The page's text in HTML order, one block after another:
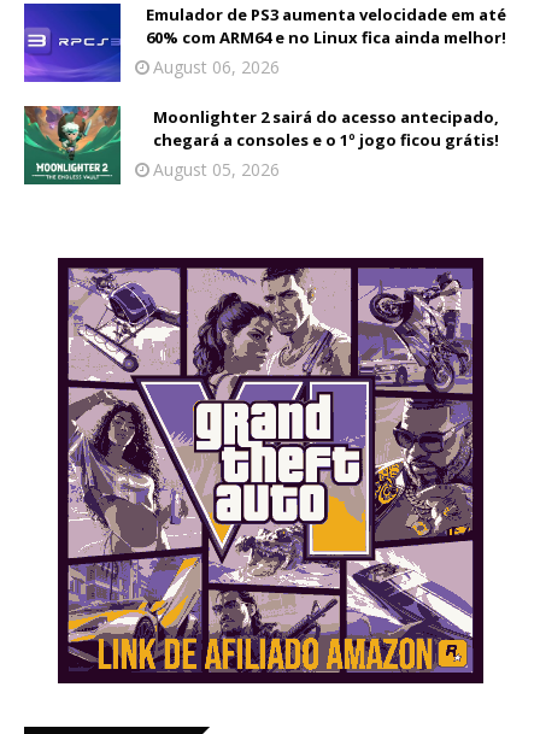
Emulador de PS3 aumenta velocidade em até
60% com ARM64 e no Linux fica ainda melhor!
August 06, 2026
Moonlighter 2 sairá do acesso antecipado,
chegará a consoles e o 1º jogo ficou grátis!
August 05, 2026